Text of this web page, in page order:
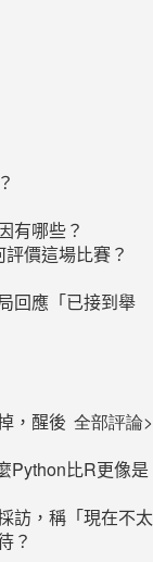
有哪些？
價這場比賽？
回應「已接到舉
全部評論>
，醒後
Python比R更像是
訪，稱「現在不太
？